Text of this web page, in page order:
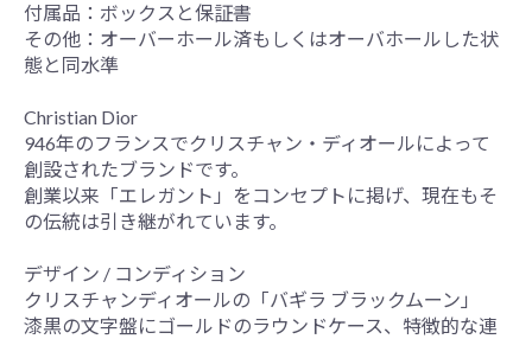
付属品：ボックスと保証書
その他：オーバーホール済もしくはオーバホールした状
態と同水準
Christian Dior
946年のフランスでクリスチャン・ディオールによって
創設されたブランドです。
創業以来「エレガント」をコンセプトに掲げ、現在もそ
の伝統は引き継がれています。
デザイン / コンディション
クリスチャンディオールの「バギラ ブラックムーン」
漆黒の文字盤にゴールドのラウンドケース、特徴的な連